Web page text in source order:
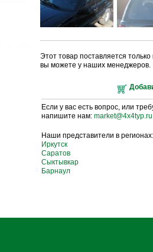
Этот товар поставляется
вы можете у наших менеджеров.
Если у вас есть вопрос, или
напишите нам: market@4x4typ.ru
Наши представители в регионах:
Иркутск
Саратов
Сыктывкар
Барнаул